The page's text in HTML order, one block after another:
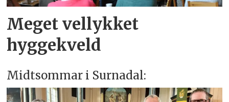
Meget vellykket
hyggekveld
Midtsommar i Surnadal: